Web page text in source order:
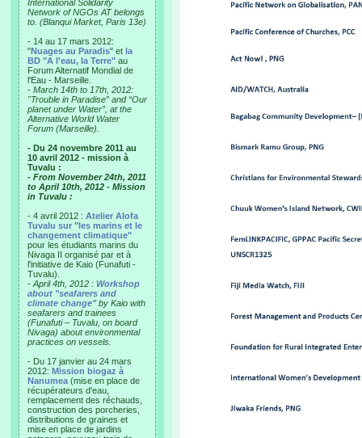
International Solidarity
Network of NGOs AT belongs
to. (Blanqui Market, Paris 13e)
- 14 au 17 mars 2012:
"Nuages au Paradis" et la
BD "A l'eau, la Terre" au
Forum Alternatif Mondial de
l'Eau - Marseille.
- March 14th to 17th, 2012:
"Trouble in Paradise” and “Our
planet under Water”, at the
Alternative World Water
Forum (Marseille).
- Du 24 novembre 2011 au
10 avril 2012 - mission à
Tuvalu :
- From November 24th, 2011
to April 10th, 2012 - Mission
in Tuvalu :
- 4 avril 2012 : Atelier Alofa
Tuvalu sur "les marins et le
changement climatique"
pour les étudiants marins du
Nivaga II organisé par et à
l'initiative de Kaio (Funafuti -
Tuvalu).
- April 4th, 2012 : Workshop
about "seafarers and
climate change"by Kaio with
seafarers and trainees
(Funafuti – Tuvalu, on board
Nivaga) about environmental
practices on vessels.
- Du 17 janvier au 24 mars
2012: Mission biogaz à
Nanumea (mise en place de
récupérateurs d'eau,
remplacement des réchauds,
construction des porcheries,
distributions de graines et
mise en place de jardins